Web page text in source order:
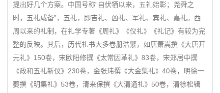
提出好几个方案。中国号称“自伏牺以来，五礼始彰；尧舜之
时，五礼咸备”，五礼，即吉礼、凶礼、军礼、宾礼、嘉礼。西
周以来的礼制，在礼学专著《周礼》《仪礼》《礼记》有较为完
整的反映。其后，历代礼书大多卷册浩繁，如唐萧嵩撰《大唐开
元礼》150卷，宋欧阳修撰《太常因革礼》83卷，宋郑居中撰
《政和五礼新仪》230卷，金张玮撰《大金集礼》40卷，明徐一
夔撰《明集礼》53卷，清来保撰《大清通礼》50卷，清徐松辑